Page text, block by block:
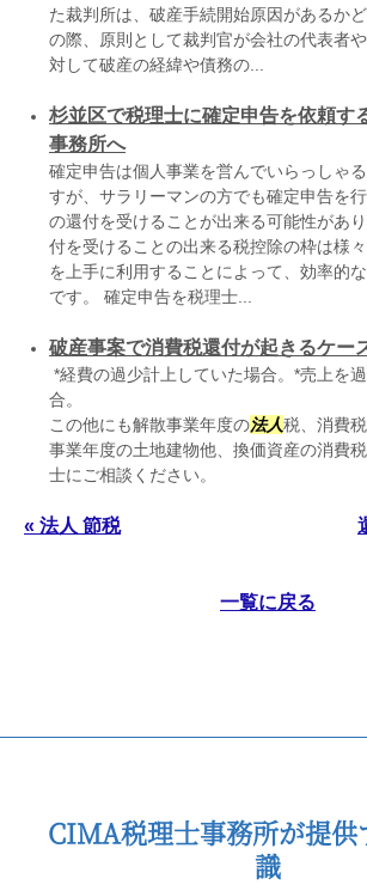
た裁判所は、破産手続開始原因があるか
の際、原則として裁判官が会社の代表者
対して破産の経緯や債務の...
杉並区で税理士に確定申告を依頼す
事務所へ
確定申告は個人事業を営んでいらっしゃ
すが、サラリーマンの方でも確定申告を行
の還付を受けることが出来る可能性があ
付を受けることの出来る税控除の枠は様
を上手に利用することによって、効率的
です。 確定申告を税理士...
破産事案で消費税還付が起きるケー
*経費の過少計上していた場合。*売上を
この他にも解散事業年度の法人税、消費
事業年度の土地建物他、換価資産の消費
士にご相談ください。
« 法人 節税
一覧に戻る
CIMA税理士事務所が提供
識